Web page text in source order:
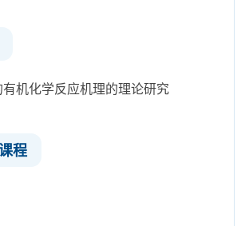
机化学反应机理的理论研究
程